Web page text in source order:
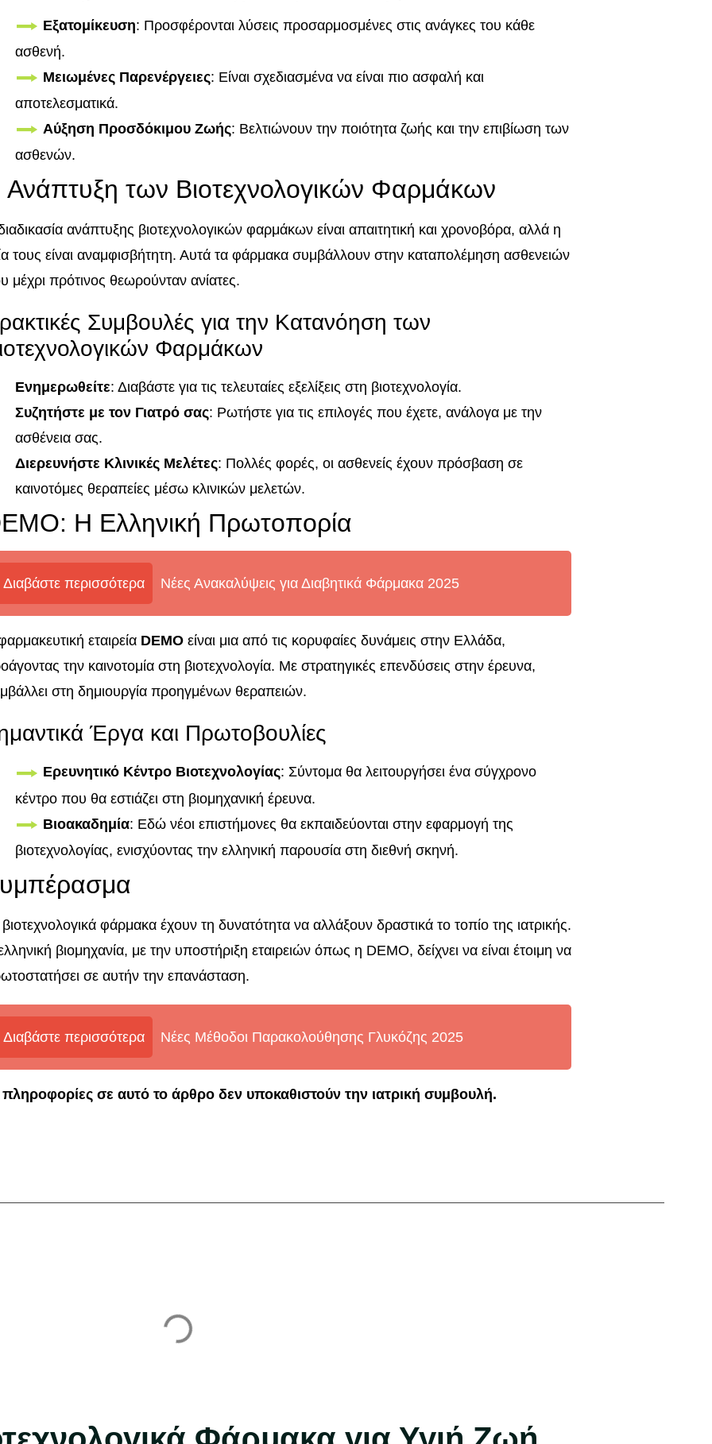
Εξατομίκευση: Προσφέρονται λύσεις προσαρμοσμένες στις ανάγκες του κάθε
ασθενή.
Μειωμένες Παρενέργειες: Είναι σχεδιασμένα να είναι πιο ασφαλή και
αποτελεσματικά.
Αύξηση Προσδόκιμου Ζωής: Βελτιώνουν την ποιότητα ζωής και την επιβίωση των
ασθενών.
Ανάπτυξη των Βιοτεχνολογικών Φαρμάκων
ανάπτυξης βιοτεχνολογικών φαρμάκων είναι απαιτητική και χρονοβόρα, αλλά η
τους είναι αναμφισβήτητη. Αυτά τα φάρμακα συμβάλλουν στην καταπολέμηση ασθενειών
μέχρι πρότινος θεωρούνταν ανίατες.
Συμβουλές για την Κατανόηση των
Φαρμάκων
Ενημερωθείτε: Διαβάστε για τις τελευταίες εξελίξεις στη βιοτεχνολογία.
Συζητήστε με τον Γιατρό σας: Ρωτήστε για τις επιλογές που έχετε, ανάλογα με την
ασθένεια σας.
Διερευνήστε Κλινικές Μελέτες: Πολλές φορές, οι ασθενείς έχουν πρόσβαση σε
καινοτόμες θεραπείες μέσω κλινικών μελετών.
Η Ελληνική Πρωτοπορία
Διαβάστε περισσότερα Νέες Ανακαλύψεις για Διαβητικά Φάρμακα 2025
εταιρεία DEMO είναι μια από τις κορυφαίες δυνάμεις στην Ελλάδα,
την καινοτομία στη βιοτεχνολογία. Με στρατηγικές επενδύσεις στην έρευνα,
στη δημιουργία προηγμένων θεραπειών.
Έργα και Πρωτοβουλίες
Ερευνητικό Κέντρο Βιοτεχνολογίας: Σύντομα θα λειτουργήσει ένα σύγχρονο
κέντρο που θα εστιάζει στη βιομηχανική έρευνα.
Βιοακαδημία: Εδώ νέοι επιστήμονες θα εκπαιδεύονται στην εφαρμογή της
βιοτεχνολογίας, ενισχύοντας την ελληνική παρουσία στη διεθνή σκηνή.
φάρμακα έχουν τη δυνατότητα να αλλάξουν δραστικά το τοπίο της ιατρικής.
βιομηχανία, με την υποστήριξη εταιρειών όπως η DEMO, δείχνει να είναι έτοιμη να
σε αυτήν την επανάσταση.
Διαβάστε περισσότερα Νέες Μέθοδοι Παρακολούθησης Γλυκόζης 2025
πληροφορίες σε αυτό το άρθρο δεν υποκαθιστούν την ιατρική συμβουλή.